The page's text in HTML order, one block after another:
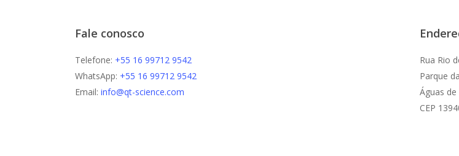
Fale conosco
Telefone: +55 16 99712 9542
WhatsApp: +55 16 99712 9542
Email: info@qt-science.com
Rua Rio
Parque
Águas de
CEP